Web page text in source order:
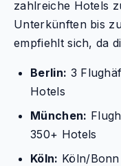
zahlreiche Hotels
Unterkünften bis
empfiehlt sich, da
Berlin: 3
Hotels
München:
350+ Hotels
Köln: Köln/